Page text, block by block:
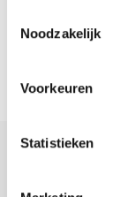
Noodzakelijk
Voorkeuren
Statistieken